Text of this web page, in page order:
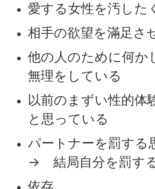
愛する女性を汚した
相手の欲望を滿足さ
他の人のために何か
無理をしている
以前のまずい性的体
と思っている
パートナーを罰する
→ 結局自分を罰す